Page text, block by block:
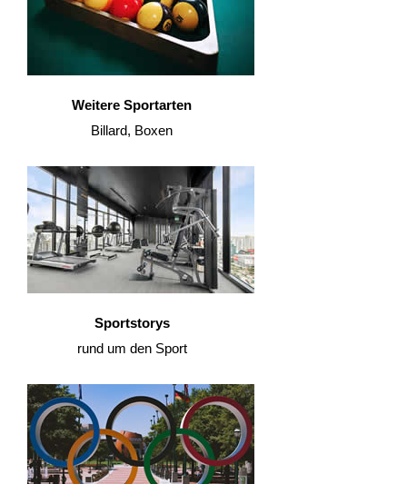
Weitere Sportarten
Billard, Boxen
Sportstorys
rund um den Sport